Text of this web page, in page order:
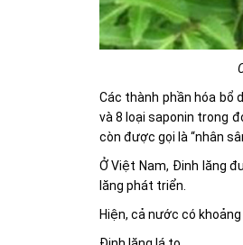
Các thành phần hóa bổ
và 8 loại saponin trong
còn được gọi là “nhân
Ở Việt Nam, Đinh lăng
lăng phát triển.
Hiện, cả nước có